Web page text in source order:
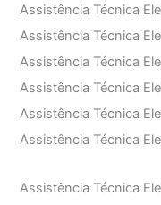
Assistência Técnica
Assistência Técnica
Assistência Técnica
Assistência Técnica
Assistência Técnica
Assistência Técnica
Assistência Técnica